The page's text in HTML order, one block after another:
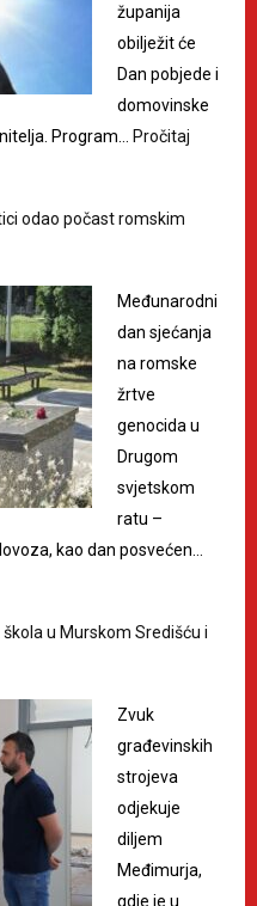
županija
obilježit će
Dan pobjede i
domovinske
Program…
Pročitaj
odao počast romskim
Međunarodni
dan sjećanja
na romske
žrtve
genocida u
Drugom
svjetskom
ratu –
kao dan posvećen…
u Murskom Središću i
Zvuk
građevinskih
strojeva
odjekuje
diljem
Međimurja,
gdje je u